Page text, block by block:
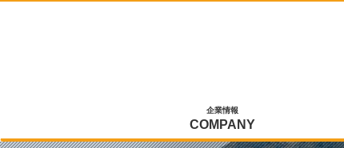
企業情報
COMPANY